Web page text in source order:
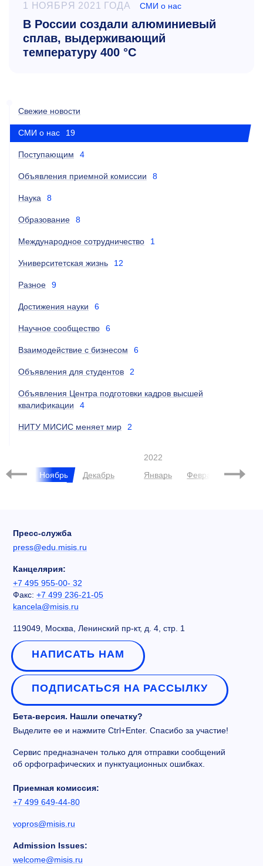
1 НОЯБРЯ 2021 ГОДА СМИ о нас
В России создали алюминиевый
сплав, выдерживающий
температуру 400 °C
Свежие новости
СМИ о нас 19
Поступающим 4
Объявления приемной комиссии 8
Наука 8
Образование 8
Международное сотрудничество 1
Университетская жизнь 12
Разное 9
Достижения науки 6
Научное сообщество 6
Взаимодействие с бизнесом 6
Объявления для студентов 2
Объявления Центра подготовки кадров высшей
квалификации
4
НИТУ МИСИС меняет мир 2
Ноябрь Декабрь
2022
Январь
Февраль Март
Пресс-служба
press@edu.misis.ru
Канцелярия:
+7 495 955-00- 32
Факс: +7 499 236-21-05
kancela@misis.ru
119049, Москва, Ленинский пр-кт, д. 4, стр. 1
НАПИСАТЬ НАМ
ПОДПИСАТЬСЯ НА РАССЫЛКУ
Бета-версия. Нашли опечатку?
Выделите ее и нажмите Ctrl+Enter. Спасибо за участие!
Сервис предназначен только для отправки сообщений
об орфографических и пунктуационных ошибках.
Приемная комиссия:
+7 499 649-44-80
vopros@misis.ru
Admission Issues:
welcome@misis.ru